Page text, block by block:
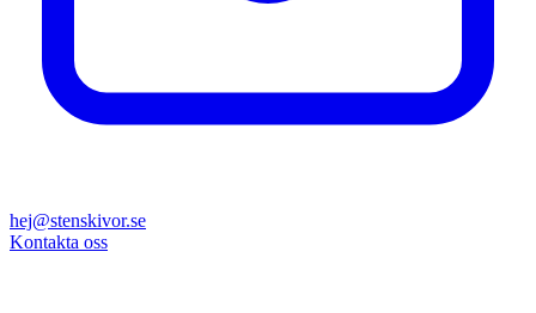
hej@stenskivor.se
Kontakta oss